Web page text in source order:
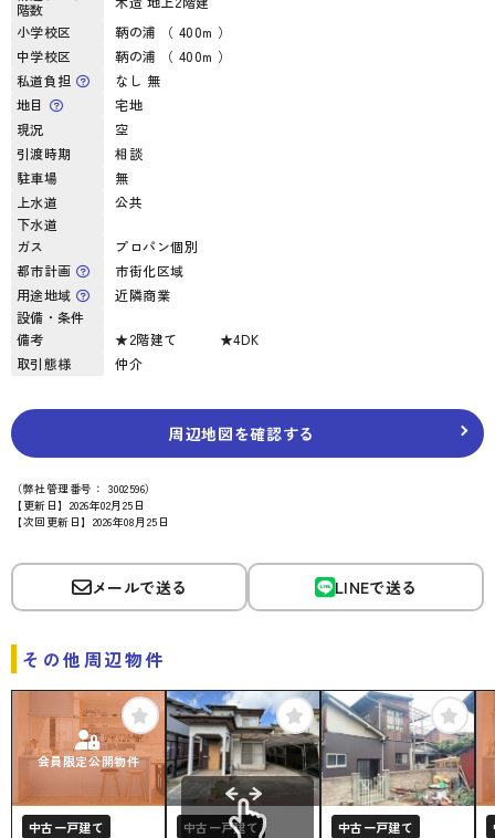
階数
小学校区
鞆の浦 （ 400m ）
中学校区
鞆の浦 （ 400m ）
私道負担
なし 無
地目
宅地
現況
空
引渡時期
相談
駐車場
無
上水道
公共
下水道
ガス
プロパン個別
都市計画
市街化区域
用途地域
近隣商業
設備・条件
備考
★2階建て ★4DK
取引態様
仲介
周辺地図を確認する
（弊社管理番号： 3002596）
【更新日】2026年02月25日
【次回更新日】2026年08月25日
メールで送る LINEで送る
その他周辺物件
会員限定公開物件
中古一戸建て 中古一戸建て 中古一戸建て